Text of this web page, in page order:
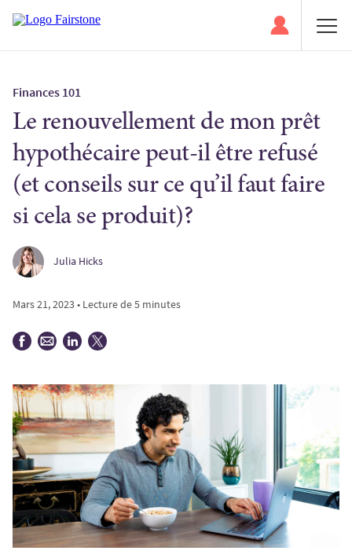
Finances 101
Le renouvellement de mon prêt
hypothécaire peut-il être refusé
(et conseils sur ce qu’il faut faire
si cela se produit)?
Julia Hicks
Mars 21, 2023 • Lecture de 5 minutes